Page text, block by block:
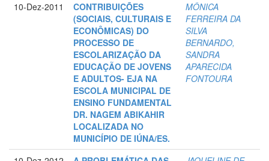
10-Dez-2011
CONTRIBUIÇÕES
(SOCIAIS, CULTURAIS E
ECONÔMICAS) DO
PROCESSO DE
ESCOLARIZAÇÃO DA
EDUCAÇÃO DE JOVENS
E ADULTOS- EJA NA
ESCOLA MUNICIPAL DE
ENSINO FUNDAMENTAL
DR. NAGEM ABIKAHIR
LOCALIZADA NO
MUNICÍPIO DE IÚNA/ES.
MÔNICA
FERREIRA DA
SILVA
BERNARDO,
SANDRA
APARECIDA
FONTOURA